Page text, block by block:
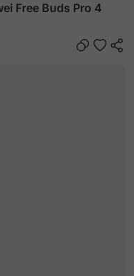
Free Buds Pro 4